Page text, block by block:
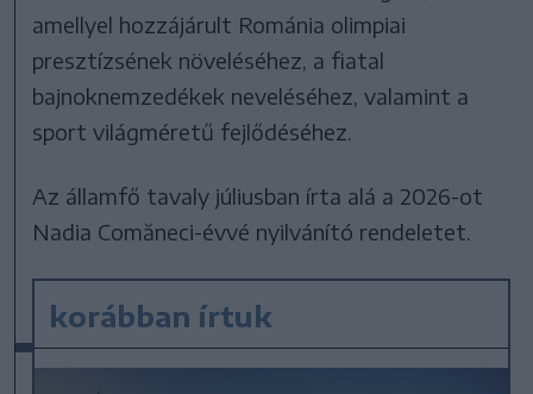
amellyel hozzájárult Románia olimpiai
presztízsének növeléséhez, a fiatal
bajnoknemzedékek neveléséhez, valamint a
sport világméretű fejlődéséhez.
Az államfő tavaly júliusban írta alá a 2026-ot
Nadia Comăneci-évvé nyilvánító rendeletet.
korábban írtuk